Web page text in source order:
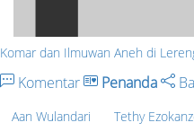
Komar dan Ilmuwan Aneh di
Komentar Penanda
Aan Wulandari Tethy